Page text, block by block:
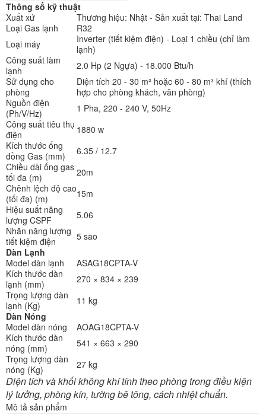
Thông số kỹ thuật
Xuất xứ
Thương hiệu: Nhật - Sản xuất tại: Thai Land
Loại Gas lạnh
R32
Loại máy
Inverter (tiết kiệm điện) - Loại 1 chiều (chỉ làm
lạnh)
Công suất làm
lạnh
2.0 Hp (2 Ngựa) - 18.000 Btu/h
Sử dụng cho
phòng
Diện tích 20 - 30 m² hoặc 60 - 80 m³ khí (thích
hợp cho phòng khách, văn phòng)
Nguồn điện
(Ph/V/Hz)
1 Pha, 220 - 240 V, 50Hz
Công suất tiêu thụ
điện
1880 w
Kích thước ống
đồng Gas (mm)
6.35 / 12.7
Chiều dài ống gas
tối đa (m)
20m
Chênh lệch độ cao
(tối đa) (m)
15m
Hiệu suất năng
lượng CSPF
5.06
Nhãn năng lượng
tiết kiệm điện
5 sao
Dàn Lạnh
Model dàn lạnh
ASAG18CPTA-V
Kích thước dàn
lạnh (mm)
270 × 834 × 239
Trọng lượng dàn
lạnh (Kg)
11 kg
Dàn Nóng
Model dàn nóng
AOAG18CPTA-V
Kích thước dàn
nóng (mm)
541 × 663 × 290
Trọng lượng dàn
nóng (Kg)
27 kg
Diện tích và khối không khí tính theo phòng trong điều kiện
lý tưởng, phòng kín, tường bê tông, cách nhiệt chuẩn.
Mô tả sản phẩm